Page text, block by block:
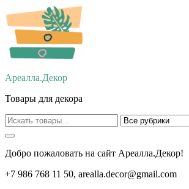
Перейти
к
содержимому
Ареалла.Декор
Товары для декора
Добро пожаловать на сайт Ареалла.Декор!
+7 986 768 11 50, arealla.decor@gmail.com